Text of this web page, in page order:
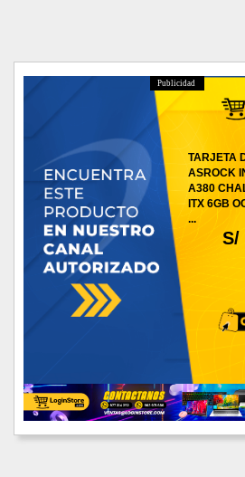
Publicidad
S/
TARJETA
ASROCK
A380
ITX 6GB
...